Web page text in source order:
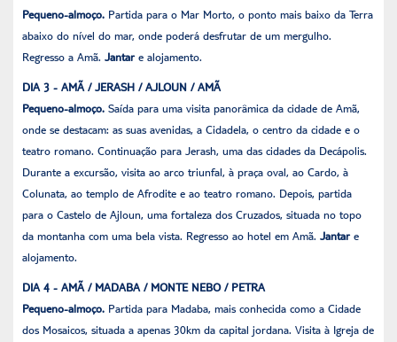
Pequeno-almoço. Partida para o Mar Morto, o ponto mais baixo da Terra
abaixo do nível do mar, onde poderá desfrutar de um mergulho.
Regresso a Amã. Jantare alojamento.
DIA 3 - AMÃ / JERASH / AJLOUN / AMÃ
Pequeno-almoço. Saída para uma visita panorâmica da cidade de Amã,
onde se destacam: as suas avenidas, a Cidadela, o centro da cidade e o
teatro romano. Continuação para Jerash, uma das cidades da Decápolis.
Durante a excursão, visita ao arco triunfal, à praça oval, ao Cardo, à
Colunata, ao templo de Afrodite e ao teatro romano. Depois, partida
para o Castelo de Ajloun, uma fortaleza dos Cruzados, situada no topo
da montanha com uma bela vista. Regresso ao hotel em Amã. Jantare
alojamento.
DIA 4 - AMÃ / MADABA / MONTE NEBO / PETRA
Pequeno-almoço. Partida para Madaba, mais conhecida como a Cidade
dos Mosaicos, situada a apenas 30km da capital jordana. Visita à Igreja de